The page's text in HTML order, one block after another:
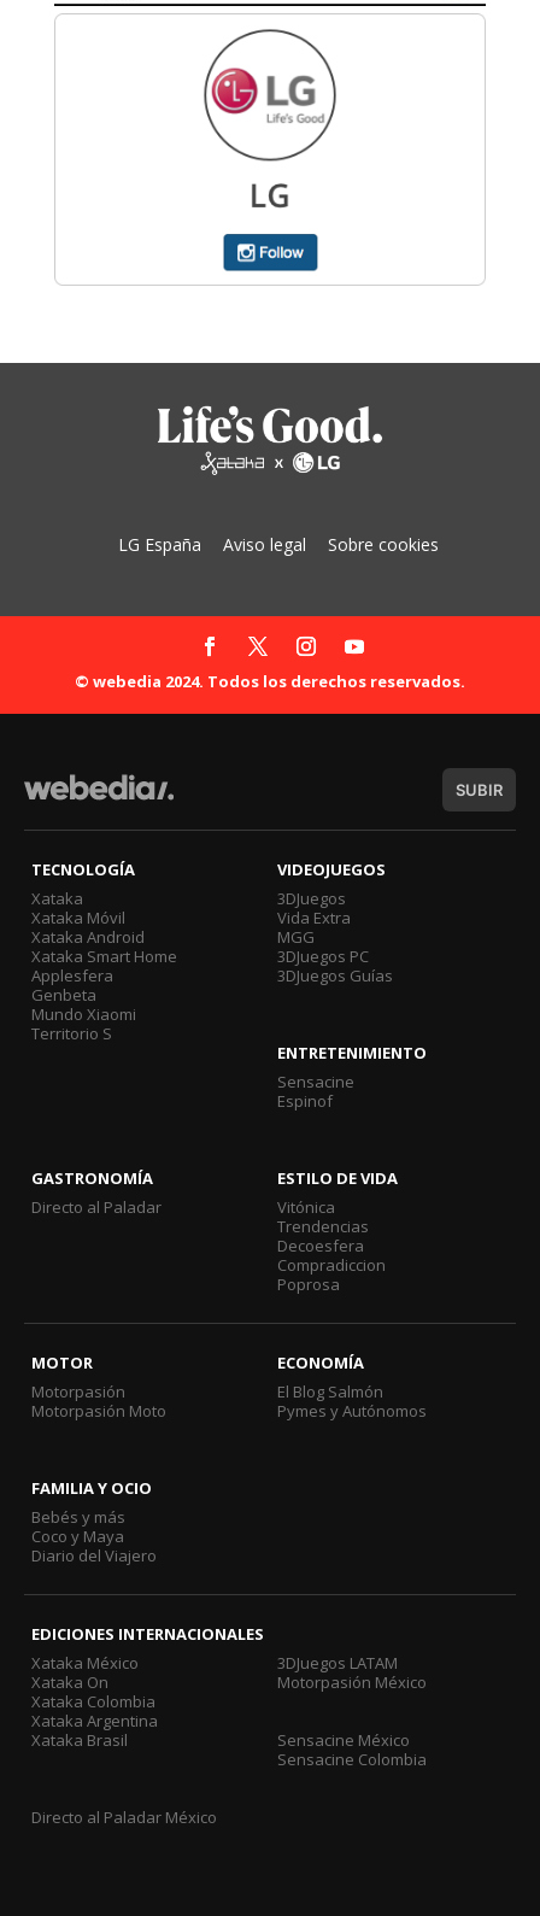
LG España Aviso legal Sobre cookies
© webedia 2024. Todos los derechos reservados.
SUBIR
TECNOLOGÍA
Xataka
Xataka Móvil
Xataka Android
Xataka Smart Home
Applesfera
Genbeta
Mundo Xiaomi
Territorio S
VIDEOJUEGOS
3DJuegos
Vida Extra
MGG
3DJuegos PC
3DJuegos Guías
ENTRETENIMIENTO
Sensacine
Espinof
GASTRONOMÍA
Directo al Paladar
ESTILO DE VIDA
Vitónica
Trendencias
Decoesfera
Compradiccion
Poprosa
MOTOR
Motorpasión
Motorpasión Moto
ECONOMÍA
El Blog Salmón
Pymes y Autónomos
FAMILIA Y OCIO
Bebés y más
Coco y Maya
Diario del Viajero
EDICIONES INTERNACIONALES
Xataka México
Xataka On
Xataka Colombia
Xataka Argentina
Xataka Brasil
3DJuegos LATAM
Motorpasión México
Sensacine México
Sensacine Colombia
Directo al Paladar México